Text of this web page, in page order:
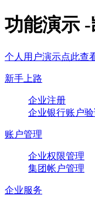
功能演示
个人用户演示点此查
新手上路
企业注册
企业银行账户验
账户管理
企业权限管理
集团帐户管理
企业服务